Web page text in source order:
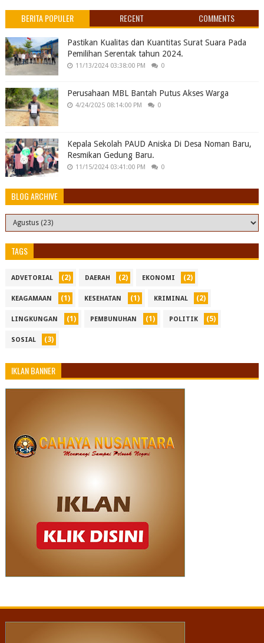
BERITA POPULER RECENT COMMENTS
Pastikan Kualitas dan Kuantitas Surat Suara Pada
Pemilihan Serentak tahun 2024.
11/13/2024 03:38:00 PM 0
Perusahaan MBL Bantah Putus Akses Warga
4/24/2025 08:14:00 PM 0
Kepala Sekolah PAUD Aniska Di Desa Noman Baru,
Resmikan Gedung Baru.
11/15/2024 03:41:00 PM 0
BLOG ARCHIVE
TAGS
ADVETORIAL (2) DAERAH (2) EKONOMI (2)
KEAGAMAAN (1) KESEHATAN (1) KRIMINAL (2)
LINGKUNGAN (1) PEMBUNUHAN (1) POLITIK (5)
SOSIAL (3)
IKLAN BANNER